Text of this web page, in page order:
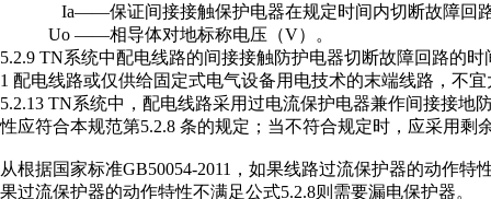
Ia——保证间接接触保护电器在规定时间内切断故障回路
Uo ——相导体对地标称电压（V）。
5.2.9 TN系统中配电线路的间接接触防护电器切断故障回路的
1 配电线路或仅供给固定式电气设备用电技术的末端线路，不宜
5.2.13 TN系统中，配电线路采用过电流保护电器兼作间接接地
性应符合本规范第5.2.8 条的规定；当不符合规定时，应采用剩
从根据国家标准GB50054-2011，如果线路过流保护器的动作
果过流保护器的动作特性不满足公式5.2.8则需要漏电保护器。